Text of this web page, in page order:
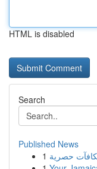
HTML is disabled
Search
Published News
1